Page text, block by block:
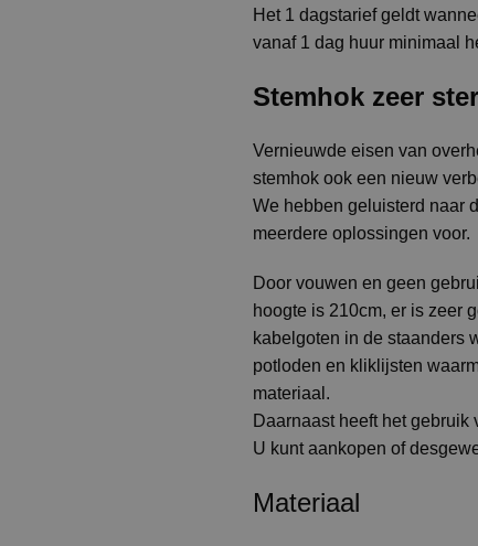
Het 1 dagstarief geldt
vanaf 1 dag huur minimaal
Stemhok zeer
Vernieuwde eisen van
stemhok ook een nieuw
We hebben geluisterd naar
meerdere oplossingen voor.
Door vouwen en geen
hoogte is 210cm, er is zeer
kabelgoten in de staanders
potloden en kliklijsten
materiaal.
Daarnaast heeft het
U kunt aankopen of
Materiaal